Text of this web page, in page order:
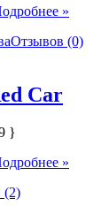
»
Отзывов (0)
Car
}
»
(2)